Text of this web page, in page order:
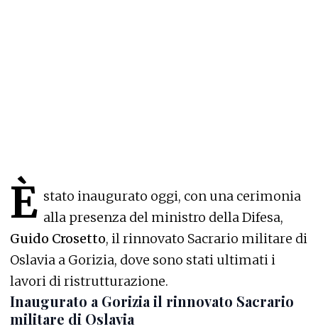
È stato inaugurato oggi, con una cerimonia
alla presenza del ministro della Difesa,
Guido Crosetto, il rinnovato Sacrario militare di
Oslavia a Gorizia, dove sono stati ultimati i
lavori di ristrutturazione.
Inaugurato a Gorizia il rinnovato Sacrario
militare di Oslavia